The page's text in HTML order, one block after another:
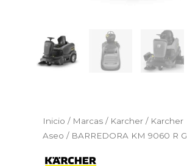
Inicio / Marcas / Karcher / Karcher
Aseo / BARREDORA KM 9060 R G